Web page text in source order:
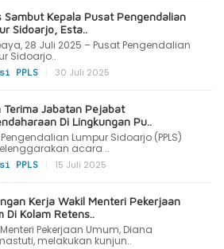
Sambut Kepala Pusat Pengendalian
Sidoarjo, Esta..
28 Juli 2025 – Pusat Pengendalian
Sidoarjo..
PPLS 30 Juli 2025
Terima Jabatan Pejabat
Di Lingkungan Pu..
Lumpur Sidoarjo (PPLS)
acara ..
PPLS 15 Juli 2025
Kerja Wakil Menteri Pekerjaan
Di Kolam Retens..
Pekerjaan Umum, Diana
melakukan kunjun..